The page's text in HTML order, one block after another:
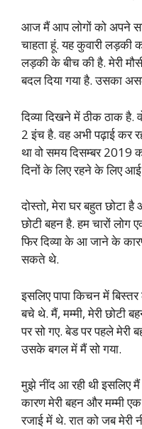
आज मैं आप लोगों को अपने
चाहता हूं. यह कुवारी लड़की
लड़की के बीच की है. मेरी
बदल दिया गया है. उसका
दिव्या दिखने में ठीक ठाक
2 इंच है. वह अभी पढ़ाई कर
था वो समय दिसम्बर 2019
दिनों के लिए रहने के लिए
दोस्तो, मेरा घर बहुत छोटा है
छोटी बहन है. हम चारों लोग
फिर दिव्या के आ जाने के
सकते थे.
इसलिए पापा किचन में
बचे थे. मैं, मम्मी, मेरी छोटी
पर सो गए. बेड पर पहले मेरी
उसके बगल में मैं सो गया.
मुझे नींद आ रही थी इसलिए मैं
कारण मेरी बहन और मम्मी
रजाई में थे. रात को जब